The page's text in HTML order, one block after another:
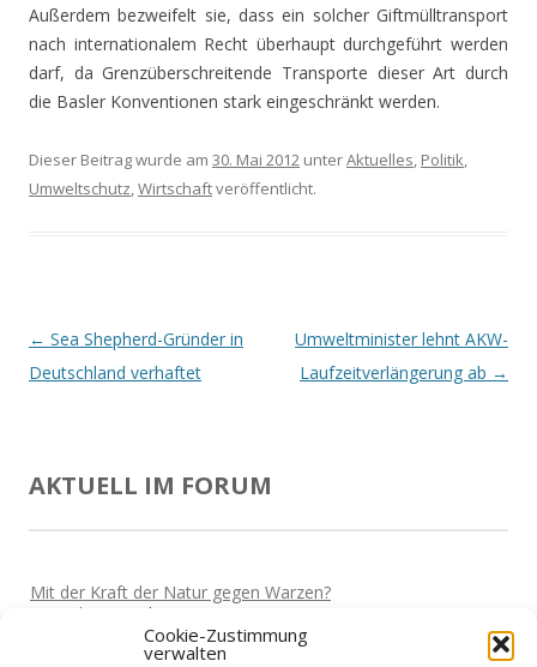
Cookie-Zustimmung
verwalten
Außerdem bezweifelt sie, dass ein solcher Giftmülltransport
nach internationalem Recht überhaupt durchgeführt werden
darf, da Grenzüberschreitende Transporte dieser Art durch
die Basler Konventionen stark eingeschränkt werden.
Dieser Beitrag wurde am 30. Mai 2012 unterAktuelles, Politik,
Umweltschutz,Wirtschaftveröffentlicht.
Beitrags-
Navigation
← Sea Shepherd-Gründer in
Deutschland verhaftet
Umweltminister lehnt AKW-
Laufzeitverlängerung ab →
AKTUELL IM FORUM
Mit der Kraft der Natur gegen Warzen?
Miki Vor 5 Jahren
Darf man wieder reisen?